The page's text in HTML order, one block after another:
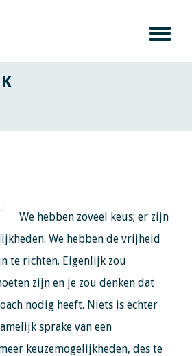
We hebben zoveel keus; er zijn
We hebben de vrijheid
te richten. Eigenlijk zou
zijn en je zou denken dat
nodig heeft. Niets is echter
sprake van een
keuzemogelijkheden, des te